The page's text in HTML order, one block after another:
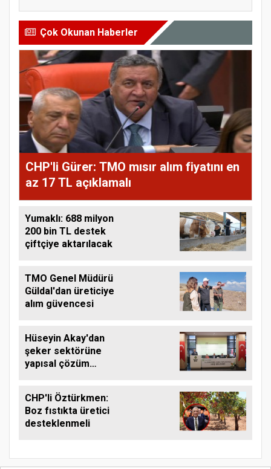
Çok Okunan Haberler
CHP'li Gürer: TMO mısır alım fiyatını en
az 17 TL açıklamalı
Yumaklı: 688 milyon
200 bin TL destek
çiftçiye aktarılacak
TMO Genel Müdürü
Güldal'dan üreticiye
alım güvencesi
Hüseyin Akay'dan
şeker sektörüne
yapısal çözüm
CHP'li Öztürkmen:
Boz fıstıkta üretici
desteklenmeli